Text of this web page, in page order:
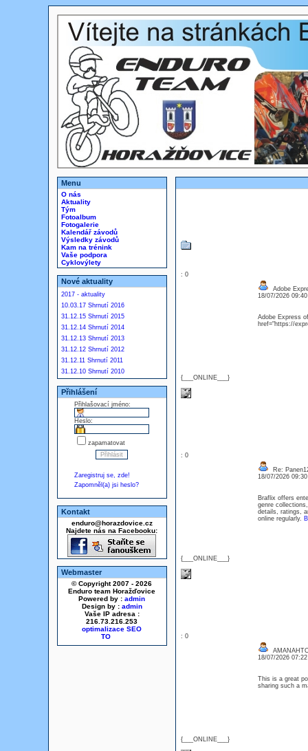
Menu
O nás
Aktuality
Tým
Fotoalbum
Fotogalerie
Kalendář závodů
Výsledky závodů
Kam na trénink
Vaše podpora
Cyklovýlety
Nové aktuality
2017 - aktuality
10.03.17 Shrnutí 2016
31.12.15 Shrnutí 2015
31.12.14 Shrnutí 2014
31.12.13 Shrnutí 2013
31.12.12 Shrnutí 2012
31.12.11 Shrnutí 2011
31.12.10 Shrnutí 2010
Přihlášení
Přihlašovací jméno:
Heslo:
zapamatovat
Zaregistruj se, zde!
Zapomněl(a) jsi heslo?
Kontakt
enduro@horazdovice.cz
Najdete nás na Facebooku:
Webmaster
© Copyright 2007 - 2026
Enduro team Horažďovice
Powered by : admin
Design by : admin
Vaše IP adresa :
216.73.216.253
optimalizace SEO
: 0
{___ONLINE___}
Adobe
18/07/2026
Adobe Express
href="https://
: 0
{___ONLINE___}
Re:
18/07/2026
Braflix offers
genre
details, ratings,
online regularly.
: 0
{___ONLINE___}
18/07/2026
This is a great
sharing such a